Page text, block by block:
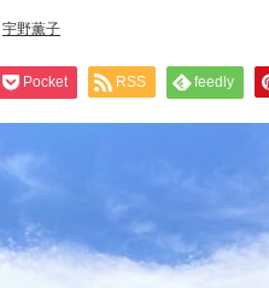
宇野薫子
Pocket RSS feedly